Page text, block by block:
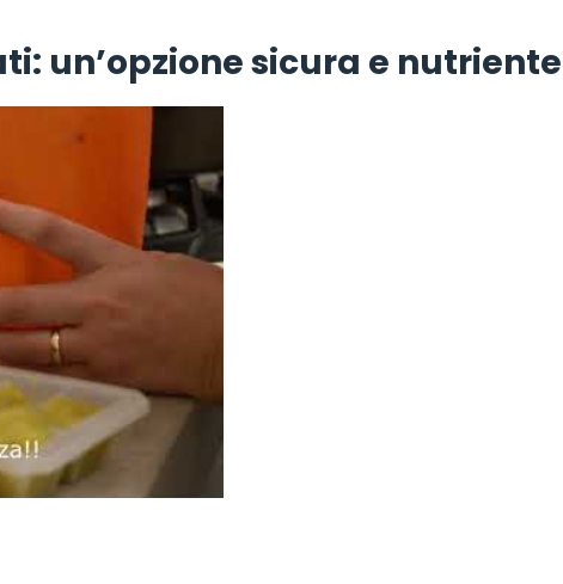
un’opzione sicura e nutriente